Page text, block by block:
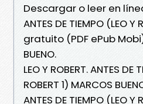
Descargar o leer en línea
ANTES DE TIEMPO (LEO Y
gratuito (PDF ePub
BUENO.
LEO Y ROBERT. ANTES DE
ROBERT 1) MARCOS
ANTES DE TIEMPO (LEO Y